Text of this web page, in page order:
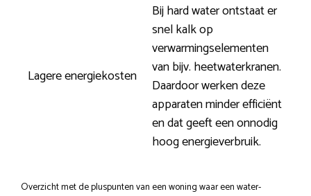
Lagere energiekosten
Bij hard water ontstaat er
snel kalk op
verwarmingselementen
van bijv. heetwaterkranen.
Daardoor werken deze
apparaten minder efficiënt
en dat geeft een onnodig
hoog energieverbruik.
Overzicht met de pluspunten van een woning waar een water-